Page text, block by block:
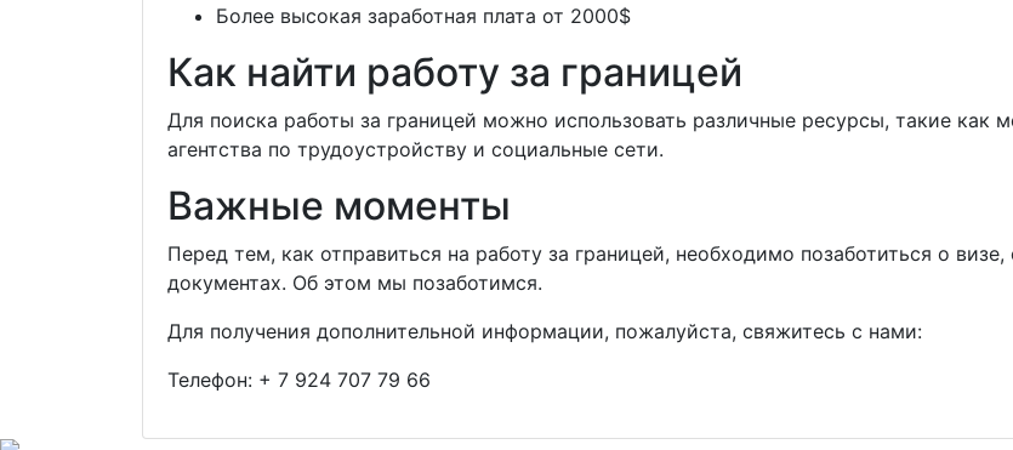
Более высокая заработная плата от 2000$
Как найти работу за границей
Для поиска работы за границей можно использовать различные ресурсы, такие как
агентства по трудоустройству и социальные сети.
Важные моменты
Перед тем, как отправиться на работу за границей, необходимо позаботиться о
документах. Об этом мы позаботимся.
Для получения дополнительной информации, пожалуйста, свяжитесь с нами:
Телефон: + 7 924 707 79 66